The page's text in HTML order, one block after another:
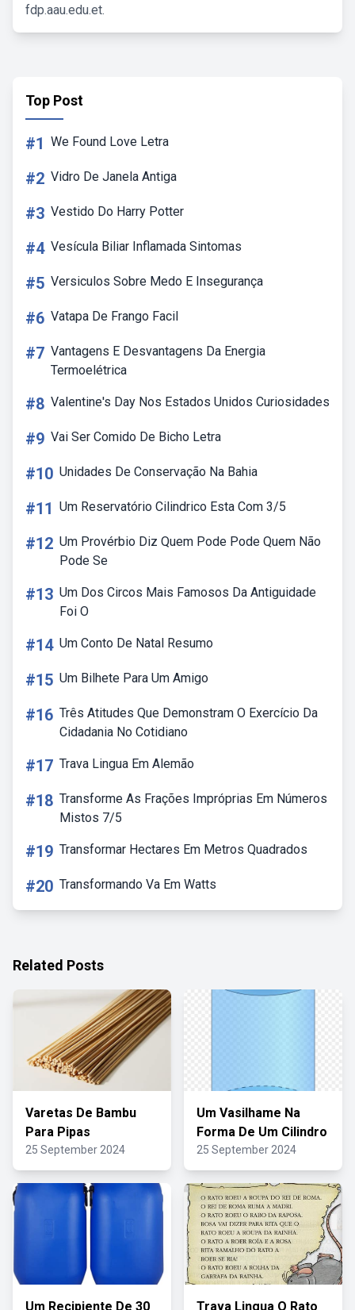
fdp.aau.edu.et.
Top Post
#1 We Found Love Letra
#2 Vidro De Janela Antiga
#3 Vestido Do Harry Potter
#4 Vesícula Biliar Inflamada Sintomas
#5 Versiculos Sobre Medo E Insegurança
#6 Vatapa De Frango Facil
#7 Vantagens E Desvantagens Da Energia
Termoelétrica
#8 Valentine's Day Nos Estados Unidos Curiosidades
#9 Vai Ser Comido De Bicho Letra
#10 Unidades De Conservação Na Bahia
#11 Um Reservatório Cilindrico Esta Com 3/5
#12 Um Provérbio Diz Quem Pode Pode Quem Não
Pode Se
#13 Um Dos Circos Mais Famosos Da Antiguidade
Foi O
#14 Um Conto De Natal Resumo
#15 Um Bilhete Para Um Amigo
#16 Três Atitudes Que Demonstram O Exercício Da
Cidadania No Cotidiano
#17 Trava Lingua Em Alemão
#18 Transforme As Frações Impróprias Em Números
Mistos 7/5
#19 Transformar Hectares Em Metros Quadrados
#20 Transformando Va Em Watts
Related Posts
Varetas De Bambu
Para Pipas
25 September 2024
Um Vasilhame Na
Forma De Um Cilindro
25 September 2024
Um Recipiente De 30 Trava Lingua O Rato